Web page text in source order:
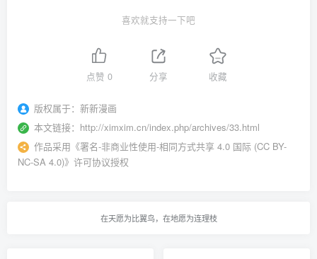
喜欢就支持一下吧
点赞 0 分享 收藏
版权属于： 新新漫画
本文链接： http://ximxim.cn/index.php/archives/33.html
作品采用 《署名-非商业性使用-相同方式共享 4.0 国际 (CC BY-
NC-SA 4.0)》许可协议授权
在天愿为比翼鸟，在地愿为连理枝